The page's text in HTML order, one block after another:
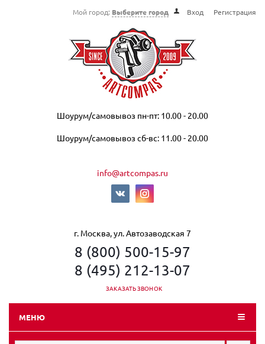
Мой город: Выберите город Вход Регистрация
Шоурум/самовывоз пн-пт: 10.00 - 20.00
Шоурум/самовывоз сб-вс: 11.00 - 20.00
info@artcompas.ru
г. Москва, ул. Автозаводская 7
8 (800) 500-15-97
8 (495) 212-13-07
ЗАКАЗАТЬ ЗВОНОК
МЕНЮ